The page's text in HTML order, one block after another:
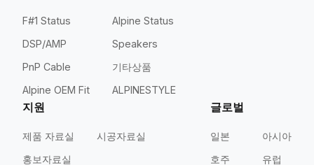
F#1 Status
Alpine Status
DSP/AMP
Speakers
PnP Cable
기타상품
Alpine OEM Fit
ALPINESTYLE
지원
제품 자료실
시공자료실
홍보자료실
글로벌
일본
아시아
호주
유럽